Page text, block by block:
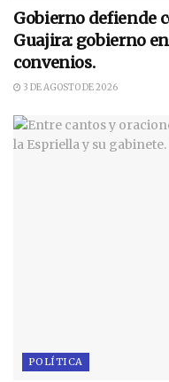
Gobierno defiende
Guajira: gobierno
convenios.
3 DE AGOSTO DE 2026
POLÍTICA